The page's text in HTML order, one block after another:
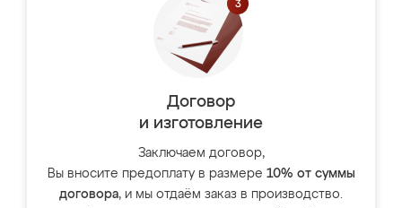
Договор
и изготовление
Заключаем договор,
Вы вносите предоплату в размере 10% от суммы
договора, и мы отдаём заказ в производство.